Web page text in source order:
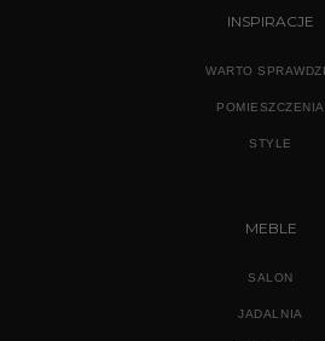
INSPIRACJE
WARTO
POMIESZCZENIA
STYLE
MEBLE
SALON
JADALNIA